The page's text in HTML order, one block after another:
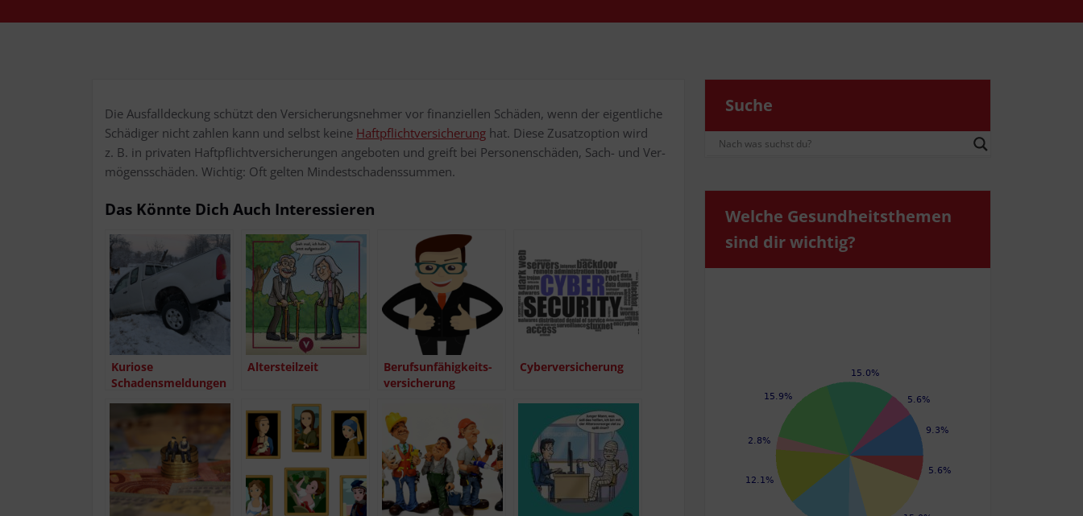
Die Aus­fall­de­ckung schützt den Ver­si­che­rungs­neh­mer vor finan­zi­el­len Schä­den, wenn der eigent­li­che
Schä­di­ger nicht zah­len kann und selbst kei­ne Haft­pflicht­ver­si­che­rung hat. Die­se Zusatz­op­ti­on wird
z. B. in pri­va­ten Haft­pflicht­ver­si­che­run­gen ange­bo­ten und greift bei Per­so­nen­schä­den, Sach- und Ver­
mö­gens­schä­den. Wich­tig: Oft gel­ten Mindestschadenssummen.
Das Könn­te Dich Auch Interessieren
Kurio­se
Schadensmeldungen
Alters­teil­zeit
Berufs­un­fä­hig­keits­
ver­si­che­rung
Cyber­ver­si­che­rung
Suche
Wel­che Gesund­heits­the­men
sind dir wichtig?